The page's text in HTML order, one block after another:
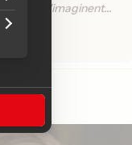
qui s'imaginent
idéal pour